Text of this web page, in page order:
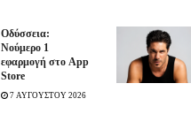
Οδύσσεια:
Νούμερο 1
εφαρμογή στο App
Store
7 ΑΥΓΟΥΣΤΟΥ 2026